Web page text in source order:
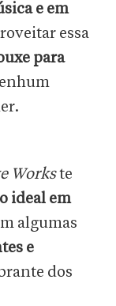
e em
essa
para
Workste
ideal em
algumas
e
dos